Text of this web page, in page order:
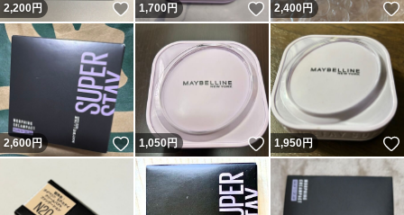
2,200円 いいね！
1,700円 いいね！
2,400円
2,600円 いいね！
1,050円 いいね！
1,950円